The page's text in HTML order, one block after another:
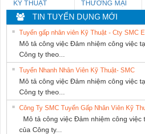
KỸ THUẬT
KTECH VIỆT
NAM
THƯƠNG MẠI
THIÊN ÂN VIỆT
NAM
TIN TUYỂN DỤNG MỚI
Tuyển gấp nhân viên Kỹ Thuật - Cty SMC
Mô tả công việc Đảm nhiệm công việc
Công ty theo...
Tuyển Nhanh Nhân Viên Kỹ Thuật- SMC
Mô tả công việc Đảm nhiệm công việc
Công ty theo...
Công Ty SMC Tuyển Gấp Nhân Viên Kỹ
Mô tả công việc Đảm nhiệm công việc
của Công ty...